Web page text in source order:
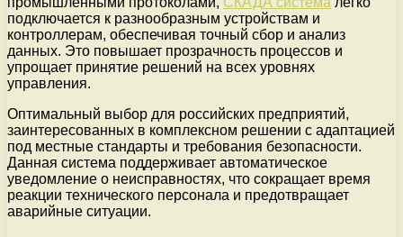
подключается к разнообразным устройствам и
контроллерам, обеспечивая точный сбор и анализ
данных. Это повышает прозрачность процессов и
упрощает принятие решений на всех уровнях
управления.
Оптимальный выбор для российских предприятий,
заинтересованных в комплексном решении с адаптацией
под местные стандарты и требования безопасности.
Данная система поддерживает автоматическое
уведомление о неисправностях, что сокращает время
реакции технического персонала и предотвращает
аварийные ситуации.